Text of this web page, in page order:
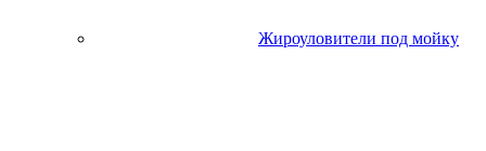
Жироуловители под мойку